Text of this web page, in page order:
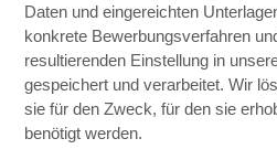
Daten und eingereichten
konkrete Bewerbungsverfahren
resultierenden Einstellung in
gespeichert und verarbeitet. Wir
sie für den Zweck, für den sie
benötigt werden.